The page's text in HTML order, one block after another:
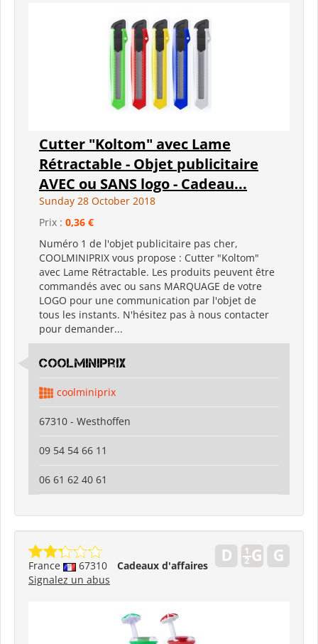
Cutter "Koltom" avec Lame
Rétractable - Objet publicitaire
AVEC ou SANS logo - Cadeau...
Sunday 28 October 2018
Prix : 0,36 €
Numéro 1 de l'objet publicitaire pas cher,
COOLMINIPRIX vous propose : Cutter "Koltom"
avec Lame Rétractable. Les produits peuvent être
commandés avec ou sans MARQUAGE de votre
LOGO pour une communication par l'objet de
tous les instants. N'hésitez pas à nous contacter
pour demander...
coolminiprix
coolminiprix
67310 - Westhoffen
09 54 54 66 11
06 61 62 40 61
France 67310
Cadeaux d'affaires
Signalez un abus